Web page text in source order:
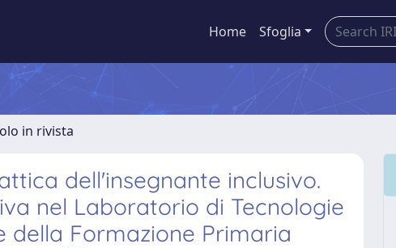
Home Sfoglia
in rivista
dell'insegnante inclusivo.
nel Laboratorio di Tecnologie
della Formazione Primaria